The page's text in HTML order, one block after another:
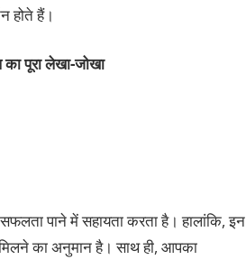
होते हैं।
पूरालेखा-जोखा
पाने में सहायता करता है। हालांकि, इन
का अनुमान है। साथ ही, आपका